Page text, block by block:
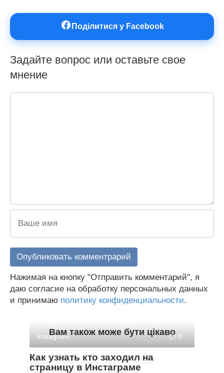
Поділитися у Facebook
Задайте вопрос или оставьте свое
мнение
Нажимая на кнопку "Отправить комментарий", я
даю согласие на обработку персональных данных
и принимаю политику конфиденциальности.
Вам також може бути цікаво
Instagram 0
Как узнать кто заходил на
страницу в Инстаграме